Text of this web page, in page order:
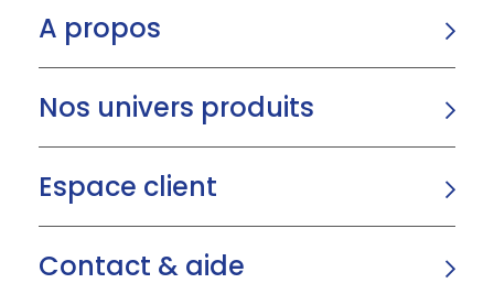
A propos
Nos univers produits
Espace client
Contact & aide